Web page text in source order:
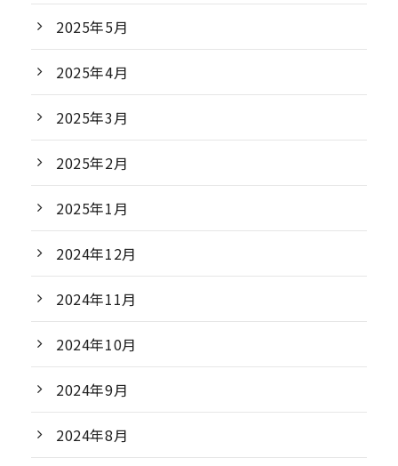
2025年5月
2025年4月
2025年3月
2025年2月
2025年1月
2024年12月
2024年11月
2024年10月
2024年9月
2024年8月